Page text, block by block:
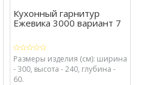
Кухонный гарнитур
Ежевика 3000 вариант 7
Размеры изделия (см): ширина
- 300, высота - 240, глубина -
60.